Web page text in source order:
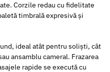
Corzile redau cu fidelitate
timbrală expresivă și
ideal atât pentru soliști, cât
ansamblu cameral. Frazarea
rapide se execută cu